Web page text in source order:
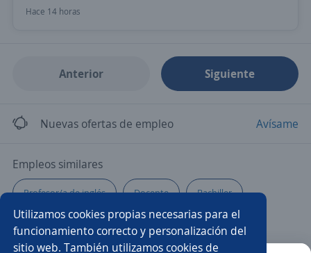
Utilizamos cookies propias necesarias para el
funcionamiento correcto y personalización del
sitio web. También utilizamos cookies de
Hace 14 horas
Anterior Siguiente
Nuevas ofertas de empleo Avísame
Empleos similares
Profesor/a de inglés Docente Bachiller
Bachilleres Instructor/a Asesor/a comercial